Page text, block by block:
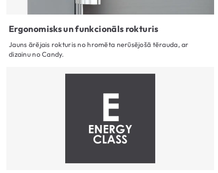
Ergonomisks un funkcionāls rokturis
Jauns ārējais rokturis no hromēta nerūsējošā tērauda, ar
dizainu no Candy.